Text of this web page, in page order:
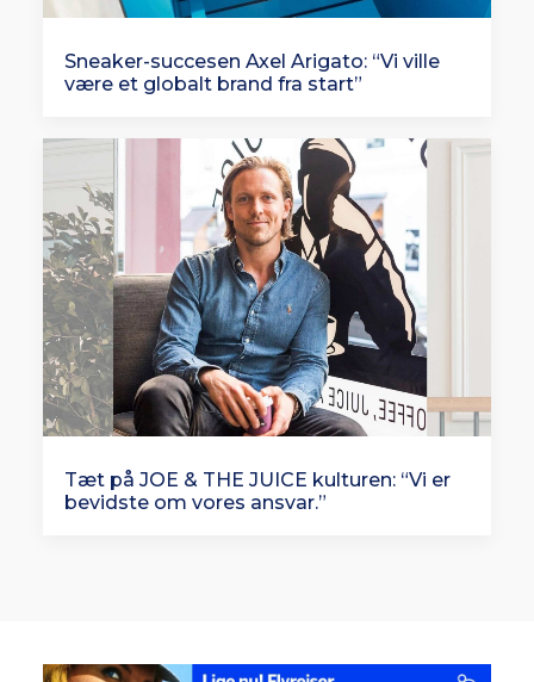
Sneaker-succesen Axel Arigato: “Vi ville
være et globalt brand fra start”
Tæt på JOE & THE JUICE kulturen: “Vi er
bevidste om vores ansvar.”